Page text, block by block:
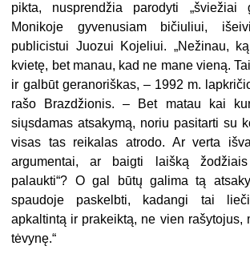
pikta, nusprendžia parodyti „šviežiai
Monikoje gyvenusiam bičiuliui,
publicistui Juozui Kojeliui. „Nežinau,
kvietę, bet manau, kad ne mane vieną.
ir galbūt geranoriškas, – 1992 m.
rašo Brazdžionis. – Bet matau kai
siųsdamas atsakymą, noriu pasitarti su
visas tas reikalas atrodo. Ar verta
argumentai, ar baigti laišką
palaukti“? O gal būtų galima tą
spaudoje paskelbti, kadangi tai
apkaltintą ir prakeiktą, ne vien rašytojus,
tėvynę.“